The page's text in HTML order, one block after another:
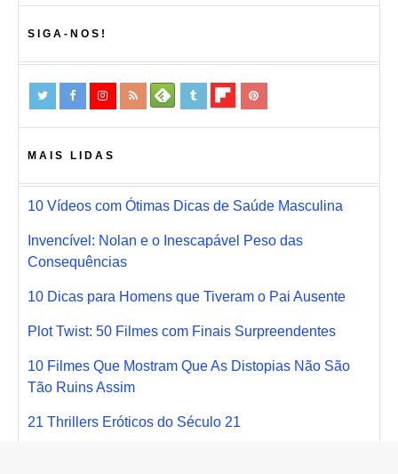
SIGA-NOS!
MAIS LIDAS
10 Vídeos com Ótimas Dicas de Saúde Masculina
Invencível: Nolan e o Inescapável Peso das
Consequências
10 Dicas para Homens que Tiveram o Pai Ausente
Plot Twist: 50 Filmes com Finais Surpreendentes
10 Filmes Que Mostram Que As Distopias Não São
Tão Ruins Assim
21 Thrillers Eróticos do Século 21